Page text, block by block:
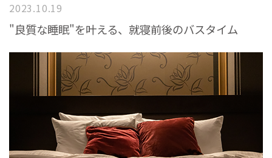
2023.10.19
"良質な睡眠"を叶える、就寝前後のバスタイム